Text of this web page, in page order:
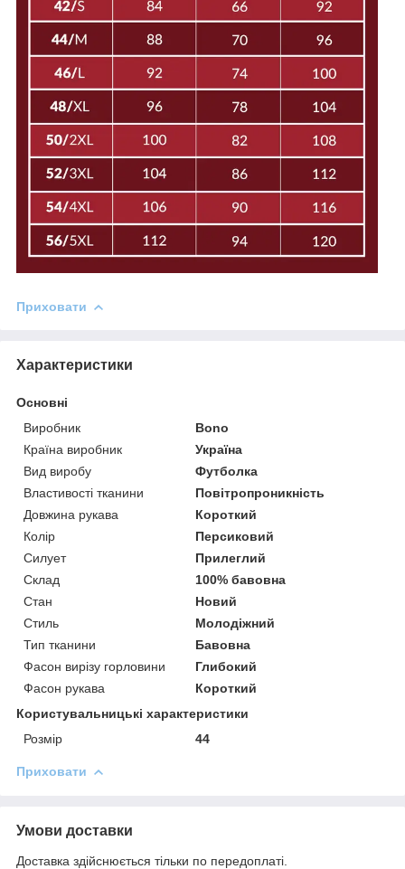
Приховати
Характеристики
Основні
Виробник
Bono
Країна виробник
Україна
Вид виробу
Футболка
Властивості тканини
Повітропроникність
Довжина рукава
Короткий
Колір
Персиковий
Силует
Прилеглий
Склад
100% бавовна
Стан
Новий
Стиль
Молодіжний
Тип тканини
Бавовна
Фасон вирізу горловини
Глибокий
Фасон рукава
Короткий
Користувальницькі характеристики
Розмір
44
Приховати
Умови доставки
Доставка здійснюється тільки по передоплаті.